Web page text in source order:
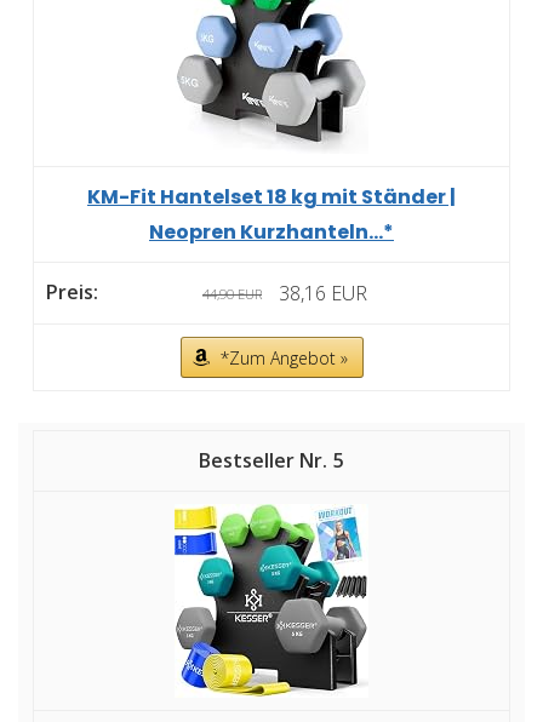
KM-Fit Hantelset 18 kg mit Ständer |
Neopren Kurzhanteln...*
44,90 EUR 38,16 EUR
*Zum Angebot »
5